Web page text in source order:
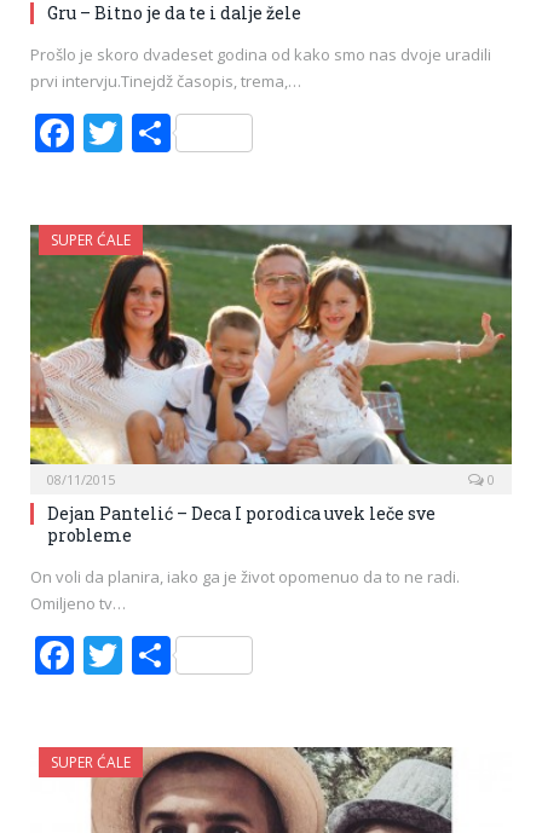
Gru – Bitno je da te i dalje žele
Prošlo je skoro dvadeset godina od kako smo nas dvoje uradili
prvi intervju.Tinejdž časopis, trema,…
Facebook
Twitter
Share
SUPER ĆALE
08/11/2015 0
Dejan Pantelić – Deca I porodica uvek leče sve
probleme
On voli da planira, iako ga je život opomenuo da to ne radi.
Omiljeno tv…
Facebook
Twitter
Share
SUPER ĆALE